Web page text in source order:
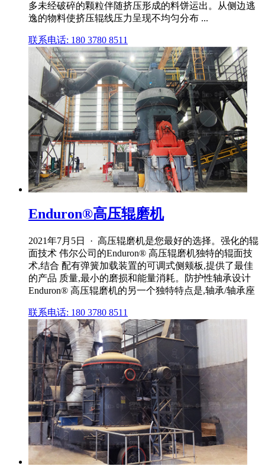
多未经破碎的颗粒伴随挤压形成的料饼运出。从侧边逃
逸的物料使挤压辊线压力呈现不均匀分布 ...
联系电话: 180 3780 8511
Enduron®高压辊磨机
2021年7月5日 · 高压辊磨机是您最好的选择。强化的辊
面技术 伟尔公司的Enduron® 高压辊磨机独特的辊面技
术,结合 配有弹簧加载装置的可调式侧颊板,提供了最佳
的产品 质量,最小的磨损和能量消耗。防护性轴承设计
Enduron® 高压辊磨机的另一个独特特点是,轴承/轴承座
联系电话: 180 3780 8511